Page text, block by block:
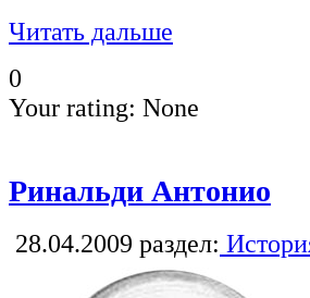
Читать дальше
0
Your rating: None
Ринальди Антонио
28.04.2009 раздел: